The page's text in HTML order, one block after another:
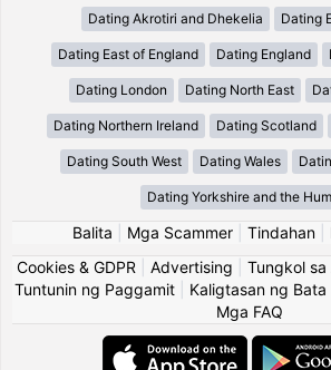
Dating Akrotiri and Dhekelia Dating
Dating East of England Dating England
Dating London Dating North East
Dating Northern Ireland Dating Scotland
Dating South West Dating Wales
Dating Yorkshire and the
Balita Mga Scammer| Tindahan|
Cookies & GDPR
Advertising Tungkol sa
Tuntunin ng Paggamit
Kaligtasan ng Bata
Mga FAQ